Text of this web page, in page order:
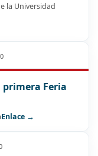
la Universidad
primera Feria
Enlace →